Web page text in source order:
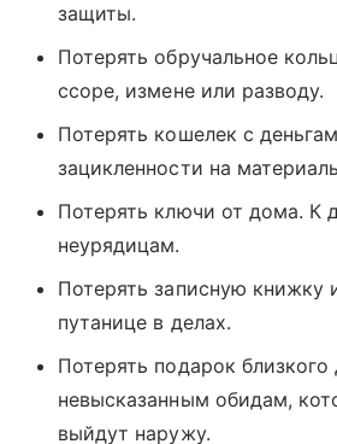
защиты.
Потерять обручальное
ссоре, измене или разводу.
Потерять кошелек с
зацикленности на
Потерять ключи от дома. К
неурядицам.
Потерять записную книжку
путанице в делах.
Потерять подарок близкого
невысказанным обидам,
выйдут наружу.